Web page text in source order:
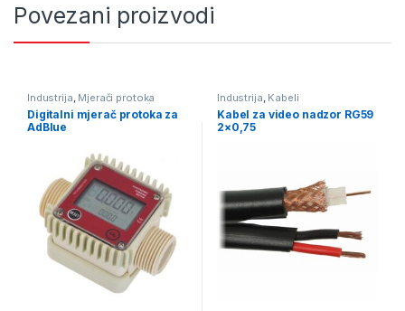
Povezani proizvodi
Industrija, Mjerači protoka
tekućine , Pumpe i mjerači
protika tekućine
Digitalni mjerač protoka za
AdBlue
Industrija, Kabeli
Kabel za video nadzor RG59
2×0,75